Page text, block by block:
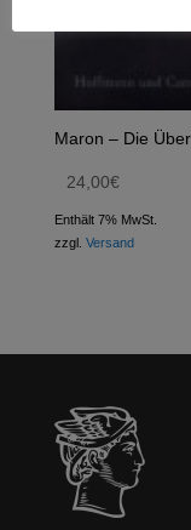
Maron – Die
24,00€
Enthält 7% MwSt.
zzgl. Versand